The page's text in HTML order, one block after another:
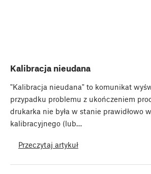
Kalibracja nieudana
"Kalibracja nieudana" to komunikat
przypadku problemu z ukończeniem
drukarka nie była w stanie prawidłowo
kalibracyjnego (lub…
Przeczytaj artykuł